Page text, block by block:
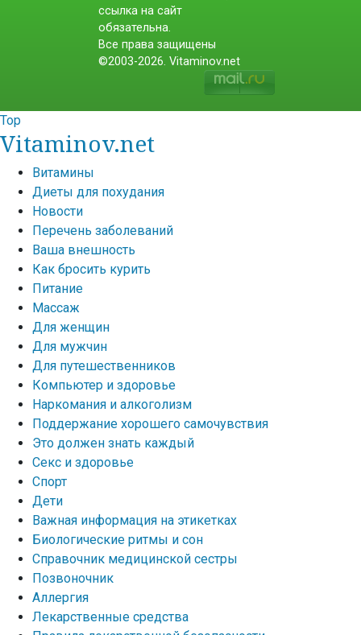
ссылка на сайт
обязательна.
Все права защищены
©2003-2026. Vitaminov.net
Top
Vitaminov.net
Витамины
Диеты для похудания
Новости
Перечень заболеваний
Ваша внешность
Как бросить курить
Питание
Массаж
Для женщин
Для мужчин
Для путешественников
Компьютер и здоровье
Наркомания и алкоголизм
Поддержание хорошего самочувствия
Это должен знать каждый
Секс и здоровье
Спорт
Дети
Важная информация на этикетках
Биологические ритмы и сон
Справочник медицинской сестры
Позвоночник
Аллергия
Лекарственные средства